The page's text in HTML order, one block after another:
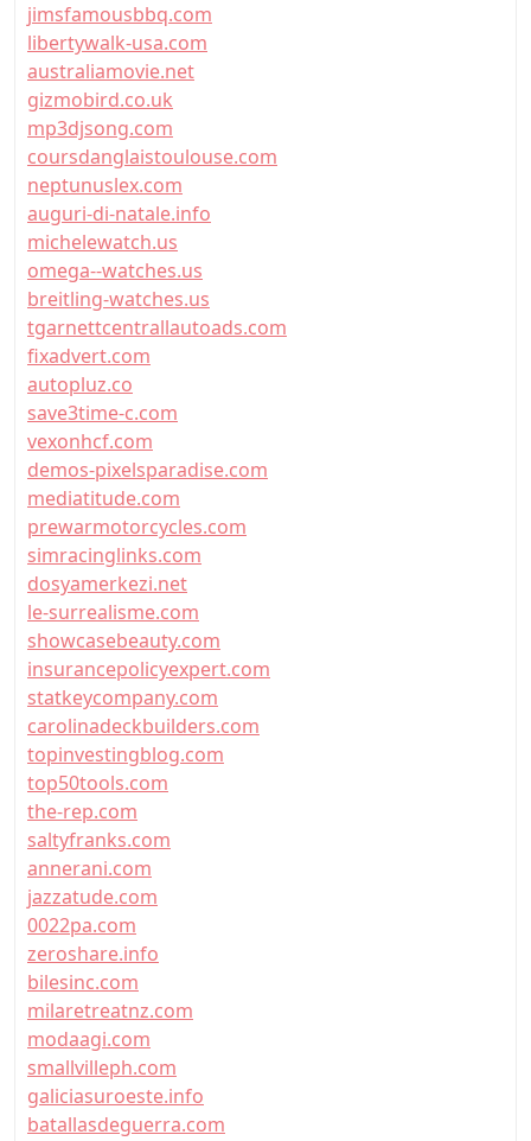
jimsfamousbbq.com
libertywalk-usa.com
australiamovie.net
gizmobird.co.uk
mp3djsong.com
coursdanglaistoulouse.com
neptunuslex.com
auguri-di-natale.info
michelewatch.us
omega--watches.us
breitling-watches.us
tgarnettcentrallautoads.com
fixadvert.com
autopluz.co
save3time-c.com
vexonhcf.com
demos-pixelsparadise.com
mediatitude.com
prewarmotorcycles.com
simracinglinks.com
dosyamerkezi.net
le-surrealisme.com
showcasebeauty.com
insurancepolicyexpert.com
statkeycompany.com
carolinadeckbuilders.com
topinvestingblog.com
top50tools.com
the-rep.com
saltyfranks.com
annerani.com
jazzatude.com
0022pa.com
zeroshare.info
bilesinc.com
milaretreatnz.com
modaagi.com
smallvilleph.com
galiciasuroeste.info
batallasdeguerra.com